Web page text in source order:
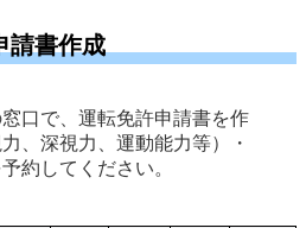
請書作成
口で、運転免許申請書を作
、深視力、運動能力等）・
約してください。